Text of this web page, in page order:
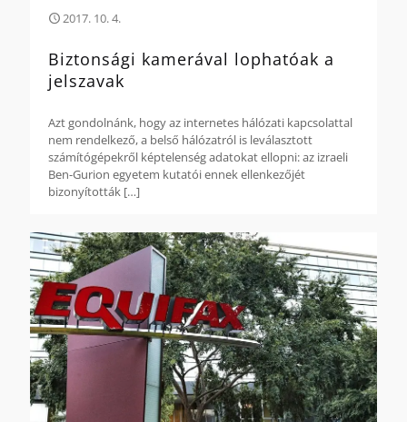
2017. 10. 4.
Biztonsági kamerával lophatóak a
jelszavak
Azt gondolnánk, hogy az internetes hálózati kapcsolattal
nem rendelkező, a belső hálózatról is leválasztott
számítógépekről képtelenség adatokat ellopni: az izraeli
Ben-Gurion egyetem kutatói ennek ellenkezőjét
bizonyították […]